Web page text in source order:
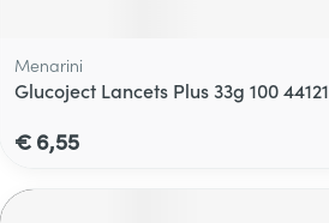
Menarini
Glucoject Lancets Plus 33g 100 44121
€ 6,55